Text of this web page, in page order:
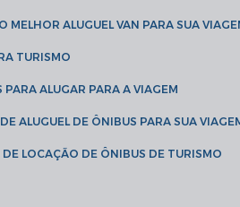
MELHOR ALUGUEL VAN PARA SUA
TURISMO
PARA ALUGAR PARA A VIAGEM
ALUGUEL DE ÔNIBUS PARA SUA
DE LOCAÇÃO DE ÔNIBUS DE TURISMO